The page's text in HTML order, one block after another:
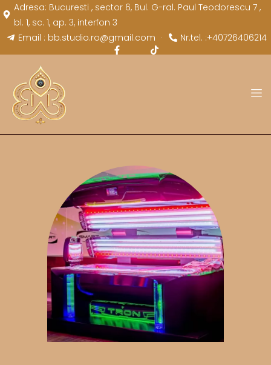
Adresa: Bucuresti , sector 6, Bul. G-ral. Paul Teodorescu 7 ,
bl. 1, sc. 1, ap. 3, interfon 3
Email : bb.studio.ro@gmail.com
Nr.tel. :+40726406214